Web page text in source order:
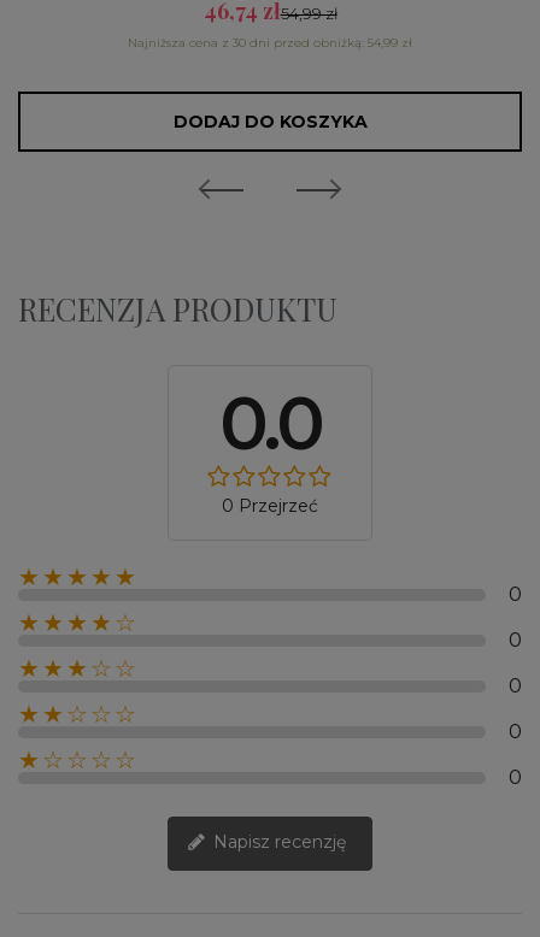
46,74 zł54,99 zł
Najniższa cena z 30 dni przed obniżką: 54,99 zł
DODAJ DO KOSZYKA
RECENZJA PRODUKTU
0.0
0 Przejrzeć
★★★★★
0
★★★★☆
0
★★★☆☆
0
★★☆☆☆
0
★☆☆☆☆
0
Napisz recenzję